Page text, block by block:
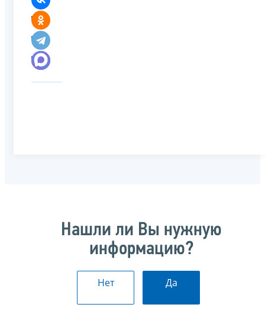
Нашли ли Вы нужную
информацию?
Нет Да